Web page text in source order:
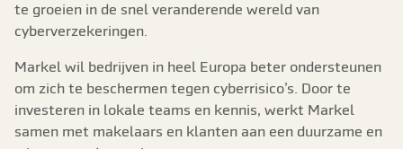
te groeien in de snel veranderende wereld van
cyberverzekeringen.
Markel wil bedrijven in heel Europa beter ondersteunen
om zich te beschermen tegen cyberrisico’s. Door te
investeren in lokale teams en kennis, werkt Markel
samen met makelaars en klanten aan een duurzame en